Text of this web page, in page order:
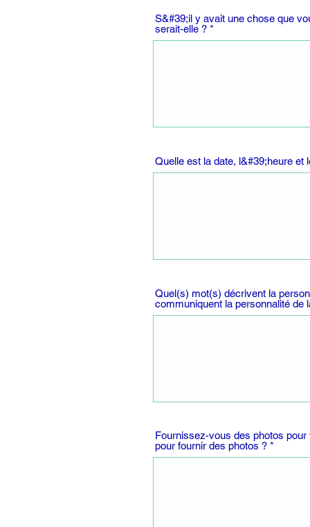
S&#39;il y avait une chose que
serait-elle ?
Quelle est la date, l&#39;heure et
Quel(s) mot(s) décrivent la
communiquent la personnalité de
Fournissez-vous des photos
pour fournir des photos ?